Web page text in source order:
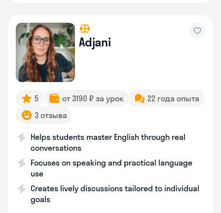
Adjani
5 от 3190 ₽ за урок
22 года опыта
3 отзыва
Helps students master English through real
conversations
Focuses on speaking and practical language
use
Creates lively discussions tailored to individual
goals